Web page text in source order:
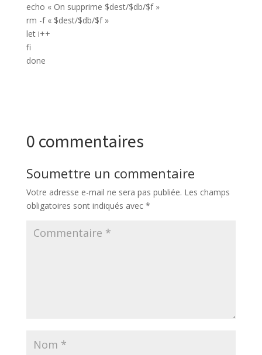
echo « On supprime $dest/$db/$f »
rm -f « $dest/$db/$f »
let i++
fi
done
0 commentaires
Soumettre un commentaire
Votre adresse e-mail ne sera pas publiée. Les champs
obligatoires sont indiqués avec *